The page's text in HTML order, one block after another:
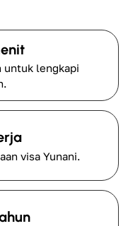
untuk lengkapi
visa Yunani.